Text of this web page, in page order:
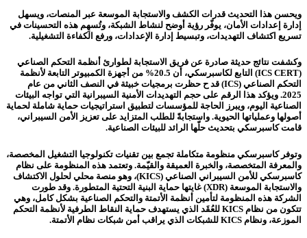
ويحسن هذا التحديث قدرات الكشف والاستجابة الموسعة عبر المنصات، ويسهل
إدارة إعدادات الأمان، يوفّر رؤية أوضح لنشاط الشبكة، وتُسهِم هذه التحسينات في
تسريع اكتشاف التهديدات، وتبسيط إدارة الإعدادات، ورفع الكفاءة التشغيلية.
وكشفت نتائج حديثة صادرة عن فريق الاستجابة لطوارئ أنظمة التحكم الصناعي
(ICS CERT) التابع لكاسبرسكي، أن 20.5% من أجهزة الكمبيوتر التابعة لأنظمة
التحكم الصناعي (ICS) قد ح حظرت برمجيات خبيثة في النصف الثاني من عام
2025. ويؤكد هذا الرقم على حجم التهديدات الأمنية السيبرانية التي تواجه البيئات
الصناعية اليوم، ويبرز الحاجة للمؤسسات لتطبيق استراتيجيات حماية شاملة لحماية
أصولها وعملياتها الحيوية. واستجابةً للطلب المتزايد على تعزيز الأمن السيبراني،
قامت كاسبرسكي بتحديث حلّها الرائد للبيئات الصناعية.
وتوفر كاسبرسكي منظومة متكاملة تجمع بين تقنيات تكنولوجيا التشغيل المخصصة،
والمعرفة المتخصصة، والخبرة العميقة والقيّمة. وتعتمد هذه المنظومة على نظام
كاسبرسكي للأمن السيبراني الصناعي (KICS)، وهو منصة محلي لحلول الاكتشاف
والاستجابة الموسعة (XDR) غايتها حماية البنية التحتية المتطورة. وقد طورت
الشركة هذه المنظومة لتأمين أنظمة الأتمتة والتحكم الصناعية بشكل كامل، وهي
تتكون من نظام KICS للعُقَد الذي يستهدف حماية النقاط الطرفية لأنظمة التحكم
الموزعة، ونظام KICS للشبكات الذي يراقب أمن شبكات نظام الأتمتة.